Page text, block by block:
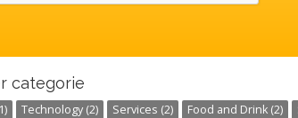
categorie
Technology (2) Services (2) Food and Drink (2)